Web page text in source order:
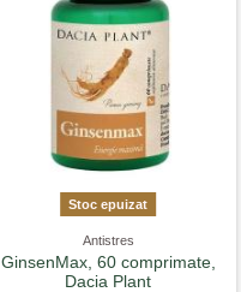
Stoc epuizat
Antistres
GinsenMax, 60 comprimate,
Dacia Plant